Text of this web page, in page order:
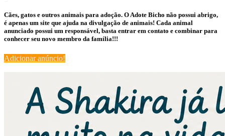
Cães, gatos e outros animais para adoção. O Adote Bicho não possui abrigo,
é apenas um site que ajuda na divulgação de animais! Cada animal
anunciado possui um responsável, basta entrar em contato e combinar para
conhecer seu novo membro da família!!!
Adicionar anúncio!